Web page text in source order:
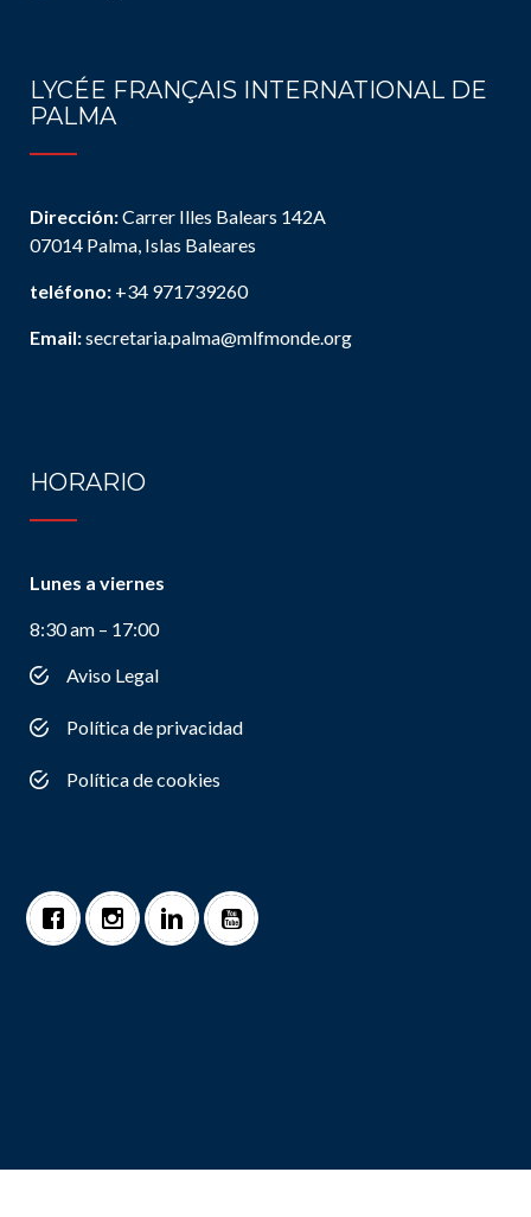
LYCÉE FRANÇAIS INTERNATIONAL DE
PALMA
Dirección:Carrer Illes Balears 142A
07014 Palma, Islas Baleares
teléfono: +34 971739260
Email:secretaria.palma@mlfmonde.org
HORARIO
Lunes a viernes
8:30 am – 17:00
Aviso Legal
Política de privacidad
Política de cookies